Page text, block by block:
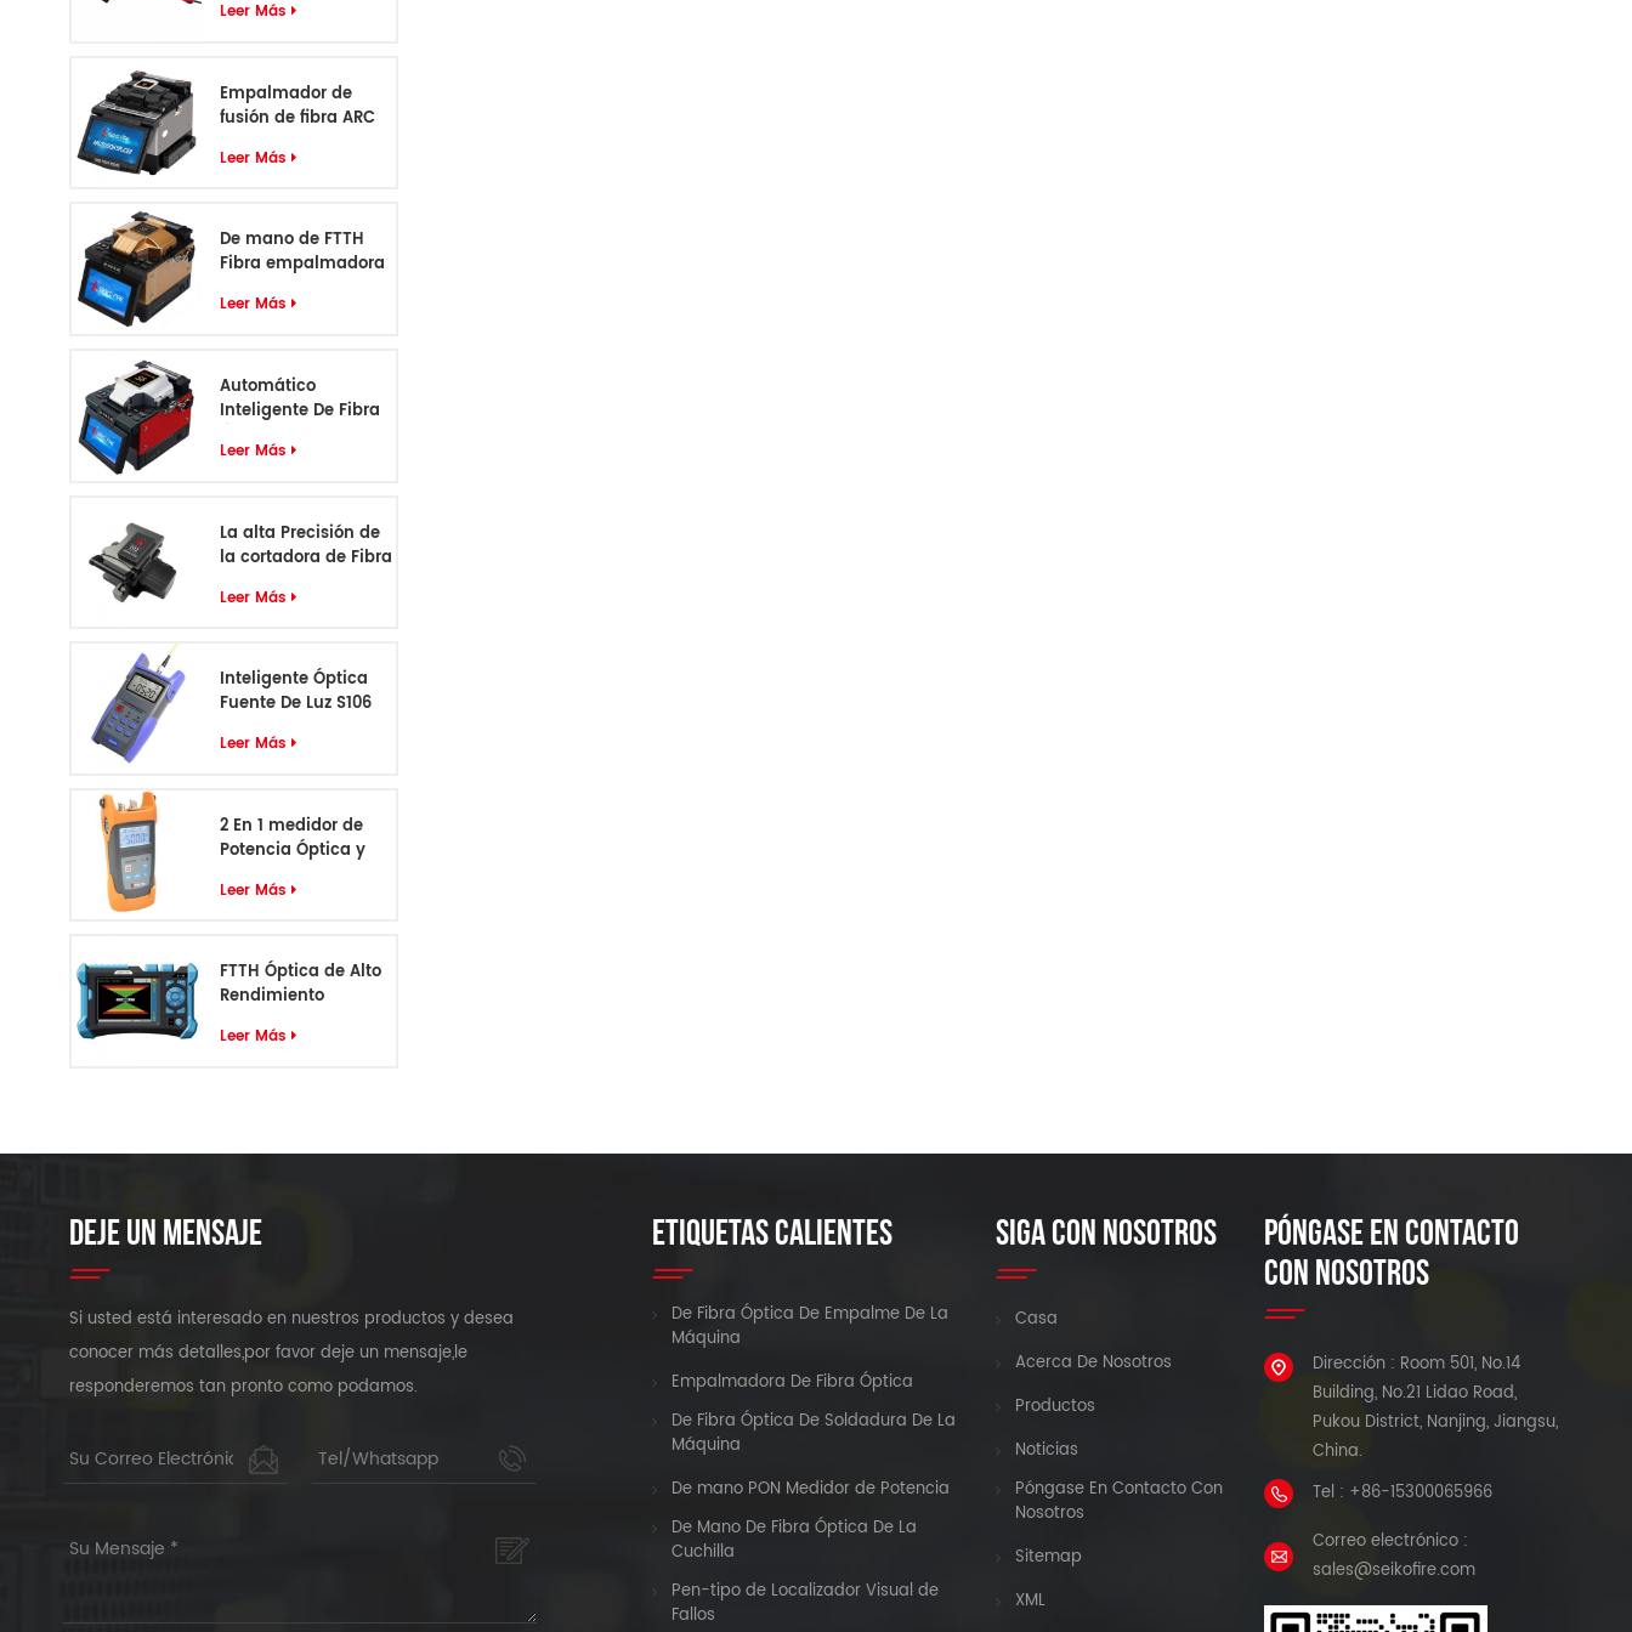
Leer Más
Empalmador de
fusión de fibra ARC
motores
Leer Más
De mano de FTTH
Fibra empalmadora
Leer Más
Automático
Inteligente De Fibra
Empalmadora S6
Leer Más
La alta Precisión de
la cortadora de Fibra
Leer Más
Inteligente Óptica
Fuente De Luz S106
Leer Más
2 En 1 medidor de
Potencia Óptica y
Leer Más
FTTH Óptica de Alto
Rendimiento
Cable S-55
Leer Más
DEJE UN MENSAJE
Si usted está interesado en nuestros productos y desea
conocer más detalles,por favor deje un mensaje,le
responderemos tan pronto como podamos.
ETIQUETAS CALIENTES
De Fibra Óptica De Empalme De La
Máquina
Empalmadora De Fibra Óptica
De Fibra Óptica De Soldadura De La
Máquina
De mano PON Medidor de Potencia
De Mano De Fibra Óptica De La
Cuchilla
Pen-tipo de Localizador Visual de
Fallos
SIGA CON NOSOTROS
Casa
Acerca De Nosotros
Productos
Noticias
Póngase En Contacto Con
Nosotros
Sitemap
XML
PÓNGASE EN CONTACTO
CON NOSOTROS
Dirección : Room 501, No.14
Building, No.21 Lidao Road,
Pukou District, Nanjing, Jiangsu,
China.
Tel : +86-15300065966
Correo electrónico :
sales@seikofire.com